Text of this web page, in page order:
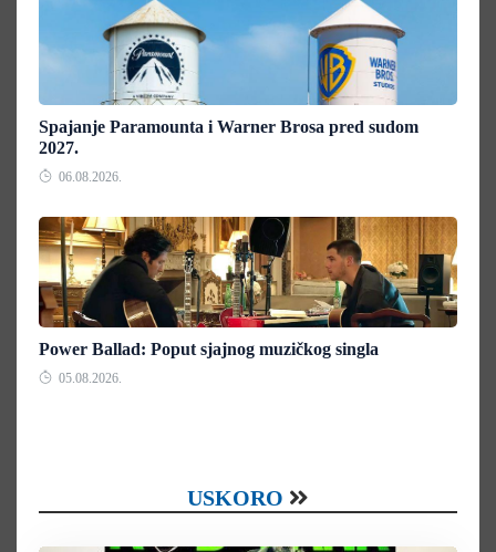
Spajanje Paramounta i Warner Brosa pred sudom
2027.
06.08.2026.
Power Ballad: Poput sjajnog muzičkog singla
05.08.2026.
USKORO